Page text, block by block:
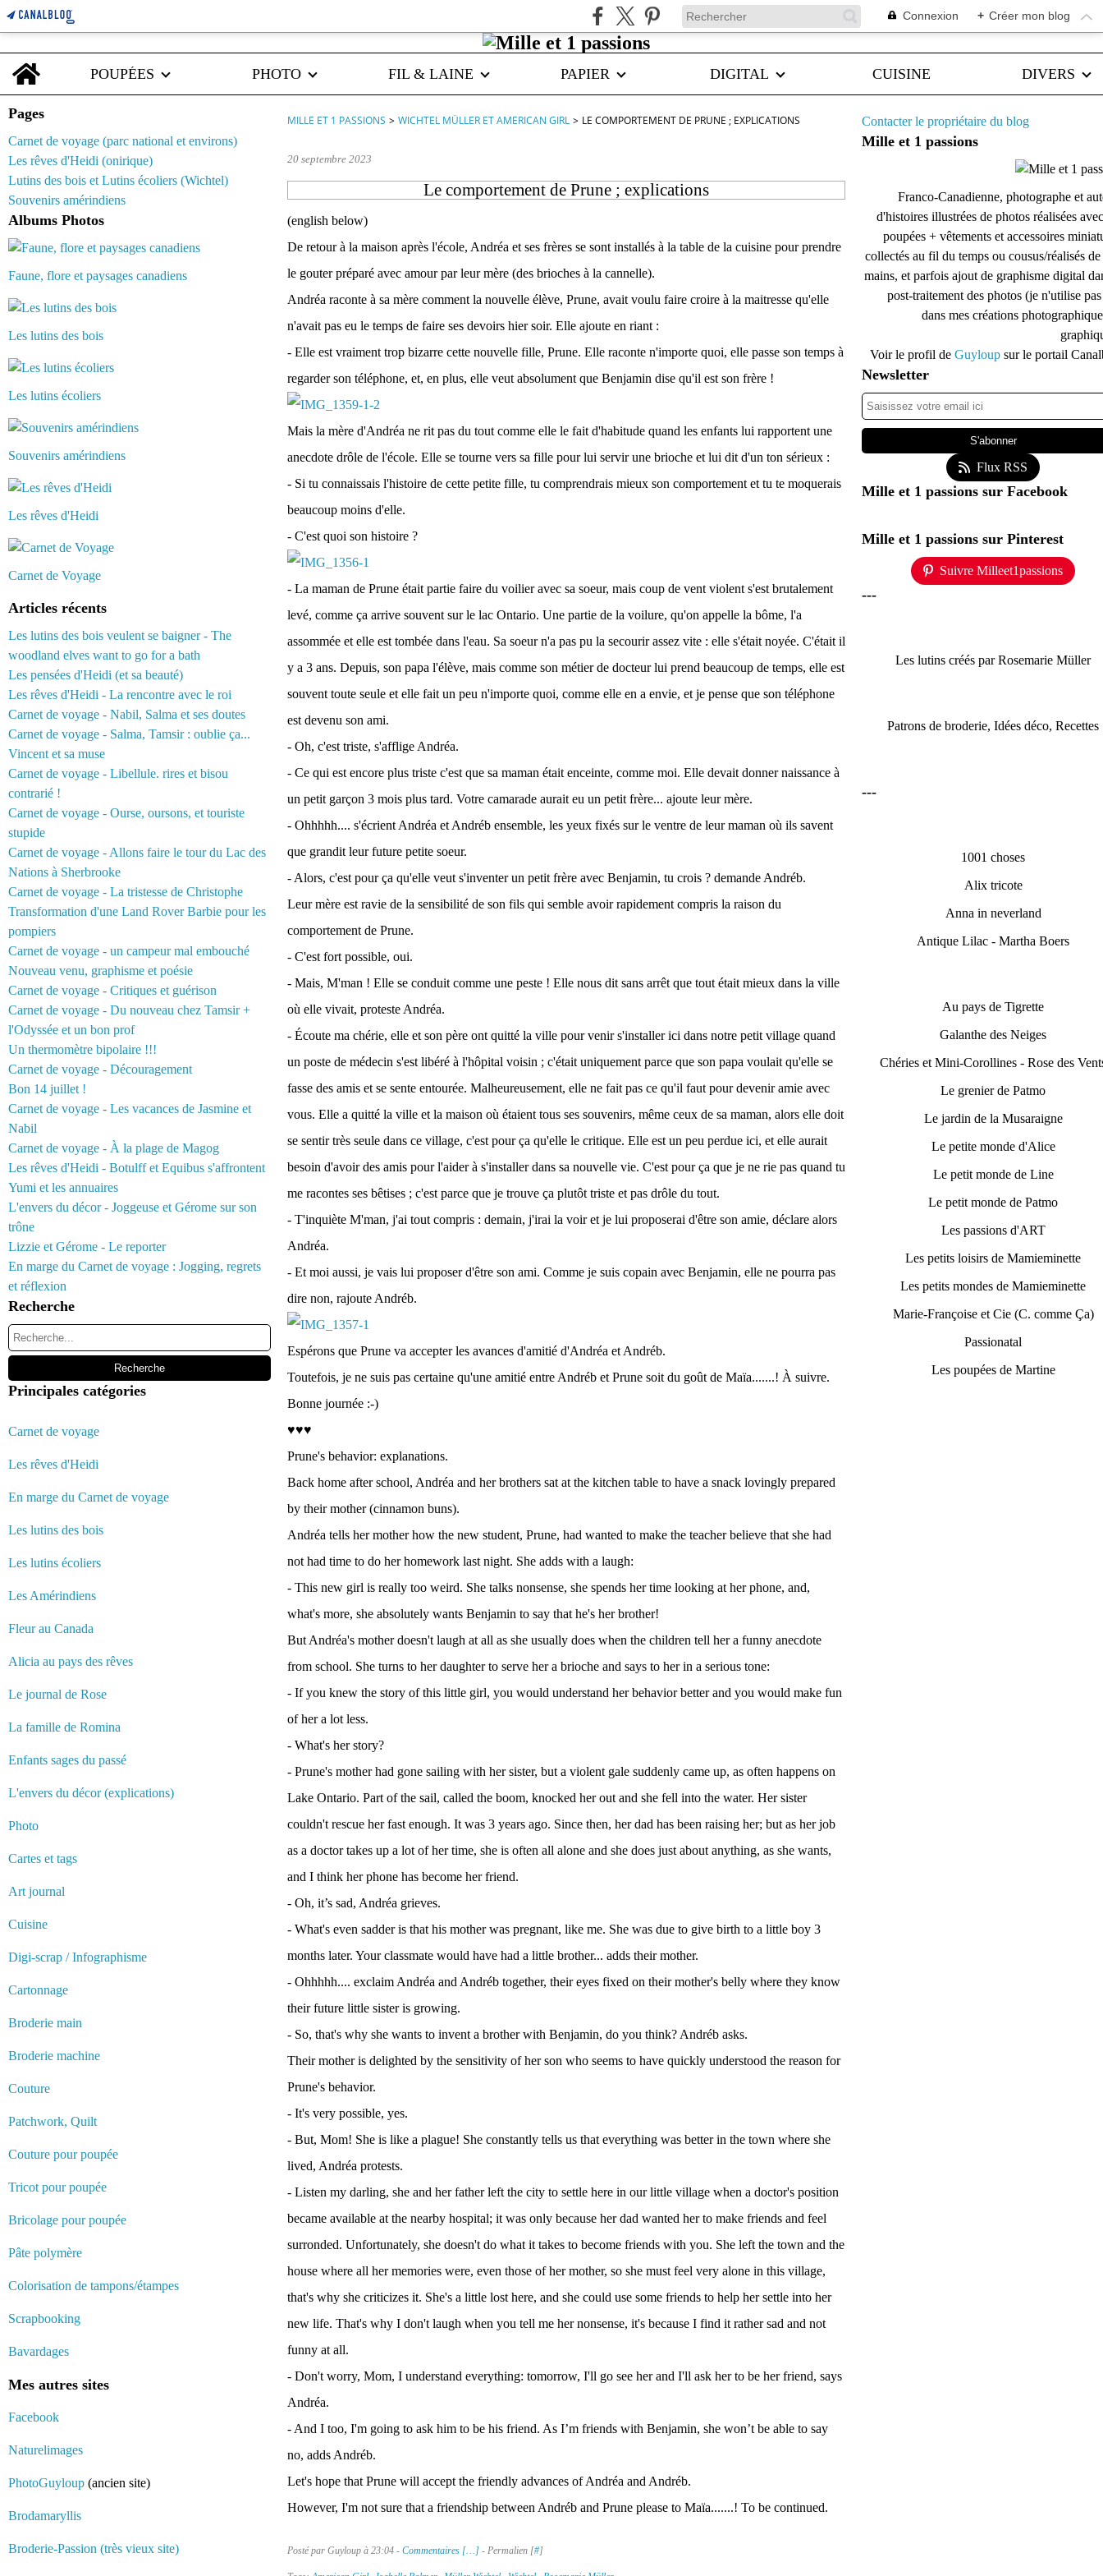
Connexion + Créer mon blog
Home
POUPÉES
PHOTO FIL & LAINE PAPIER DIGITAL CUISINE DIVERS
Pages
Carnet de voyage (parc national et environs)
Les rêves d'Heidi (onirique)
Lutins des bois et Lutins écoliers (Wichtel)
Souvenirs amérindiens
Albums Photos
Faune, flore et paysages canadiens
Les lutins des bois
Les lutins écoliers
Souvenirs amérindiens
Les rêves d'Heidi
Carnet de Voyage
Articles récents
Les lutins des bois veulent se baigner - The
woodland elves want to go for a bath
Les pensées d'Heidi (et sa beauté)
Les rêves d'Heidi - La rencontre avec le roi
Carnet de voyage - Nabil, Salma et ses doutes
Carnet de voyage - Salma, Tamsir : oublie ça...
Vincent et sa muse
Carnet de voyage - Libellule. rires et bisou
contrarié !
Carnet de voyage - Ourse, oursons, et touriste
stupide
Carnet de voyage - Allons faire le tour du Lac des
Nations à Sherbrooke
Carnet de voyage - La tristesse de Christophe
Transformation d'une Land Rover Barbie pour les
pompiers
Carnet de voyage - un campeur mal embouché
Nouveau venu, graphisme et poésie
Carnet de voyage - Critiques et guérison
Carnet de voyage - Du nouveau chez Tamsir +
l'Odyssée et un bon prof
Un thermomètre bipolaire !!!
Carnet de voyage - Découragement
Bon 14 juillet !
Carnet de voyage - Les vacances de Jasmine et
Nabil
Carnet de voyage - À la plage de Magog
Les rêves d'Heidi - Botulff et Equibus s'affrontent
Yumi et les annuaires
L'envers du décor - Joggeuse et Gérome sur son
trône
Lizzie et Gérome - Le reporter
En marge du Carnet de voyage : Jogging, regrets
et réflexion
Recherche
Principales catégories
Carnet de voyage
Les rêves d'Heidi
En marge du Carnet de voyage
Les lutins des bois
Les lutins écoliers
Les Amérindiens
Fleur au Canada
Alicia au pays des rêves
Le journal de Rose
La famille de Romina
Enfants sages du passé
L'envers du décor (explications)
Photo
Cartes et tags
Art journal
Cuisine
Digi-scrap / Infographisme
Cartonnage
Broderie main
Broderie machine
Couture
Patchwork, Quilt
Couture pour poupée
Tricot pour poupée
Bricolage pour poupée
Pâte polymère
Colorisation de tampons/étampes
Scrapbooking
Bavardages
Mes autres sites
Facebook
Naturelimages
PhotoGuyloup (ancien site)
Brodamaryllis
Broderie-Passion (très vieux site)
MILLE ET 1 PASSIONS > WICHTEL MÜLLER ET AMERICAN GIRL > LE COMPORTEMENT DE PRUNE ; EXPLICATIONS
20 septembre 2023
Le comportement de Prune ; explications
(english below)
De retour à la maison après l'école, Andréa et ses frères se sont installés à la table de la cuisine pour prendre
le gouter préparé avec amour par leur mère (des brioches à la cannelle).
Andréa raconte à sa mère comment la nouvelle élève, Prune, avait voulu faire croire à la maitresse qu'elle
n'avait pas eu le temps de faire ses devoirs hier soir. Elle ajoute en riant :
- Elle est vraiment trop bizarre cette nouvelle fille, Prune. Elle raconte n'importe quoi, elle passe son temps à
regarder son téléphone, et, en plus, elle veut absolument que Benjamin dise qu'il est son frère !
Mais la mère d'Andréa ne rit pas du tout comme elle le fait d'habitude quand les enfants lui rapportent une
anecdote drôle de l'école. Elle se tourne vers sa fille pour lui servir une brioche et lui dit d'un ton sérieux :
- Si tu connaissais l'histoire de cette petite fille, tu comprendrais mieux son comportement et tu te moquerais
beaucoup moins d'elle.
- C'est quoi son histoire ?
- La maman de Prune était partie faire du voilier avec sa soeur, mais coup de vent violent s'est brutalement
levé, comme ça arrive souvent sur le lac Ontario. Une partie de la voilure, qu'on appelle la bôme, l'a
assommée et elle est tombée dans l'eau. Sa soeur n'a pas pu la secourir assez vite : elle s'était noyée. C'était il
y a 3 ans. Depuis, son papa l'élève, mais comme son métier de docteur lui prend beaucoup de temps, elle est
souvent toute seule et elle fait un peu n'importe quoi, comme elle en a envie, et je pense que son téléphone
est devenu son ami.
- Oh, c'est triste, s'afflige Andréa.
- Ce qui est encore plus triste c'est que sa maman était enceinte, comme moi. Elle devait donner naissance à
un petit garçon 3 mois plus tard. Votre camarade aurait eu un petit frère... ajoute leur mère.
- Ohhhhh.... s'écrient Andréa et Andréb ensemble, les yeux fixés sur le ventre de leur maman où ils savent
que grandit leur future petite soeur.
- Alors, c'est pour ça qu'elle veut s'inventer un petit frère avec Benjamin, tu crois ? demande Andréb.
Leur mère est ravie de la sensibilité de son fils qui semble avoir rapidement compris la raison du
comportement de Prune.
- C'est fort possible, oui.
- Mais, M'man ! Elle se conduit comme une peste ! Elle nous dit sans arrêt que tout était mieux dans la ville
où elle vivait, proteste Andréa.
- Écoute ma chérie, elle et son père ont quitté la ville pour venir s'installer ici dans notre petit village quand
un poste de médecin s'est libéré à l'hôpital voisin ; c'était uniquement parce que son papa voulait qu'elle se
fasse des amis et se sente entourée. Malheureusement, elle ne fait pas ce qu'il faut pour devenir amie avec
vous. Elle a quitté la ville et la maison où étaient tous ses souvenirs, même ceux de sa maman, alors elle doit
se sentir très seule dans ce village, c'est pour ça qu'elle le critique. Elle est un peu perdue ici, et elle aurait
besoin d'avoir des amis pour l'aider à s'installer dans sa nouvelle vie. C'est pour ça que je ne rie pas quand tu
me racontes ses bêtises ; c'est parce que je trouve ça plutôt triste et pas drôle du tout.
- T'inquiète M'man, j'ai tout compris : demain, j'irai la voir et je lui proposerai d'être son amie, déclare alors
Andréa.
- Et moi aussi, je vais lui proposer d'être son ami. Comme je suis copain avec Benjamin, elle ne pourra pas
dire non, rajoute Andréb.
Espérons que Prune va accepter les avances d'amitié d'Andréa et Andréb.
Toutefois, je ne suis pas certaine qu'une amitié entre Andréb et Prune soit du goût de Maïa.......! À suivre.
Bonne journée :-)
♥♥♥
Prune's behavior: explanations.
Back home after school, Andréa and her brothers sat at the kitchen table to have a snack lovingly prepared
by their mother (cinnamon buns).
Andréa tells her mother how the new student, Prune, had wanted to make the teacher believe that she had
not had time to do her homework last night. She adds with a laugh:
- This new girl is really too weird. She talks nonsense, she spends her time looking at her phone, and,
what's more, she absolutely wants Benjamin to say that he's her brother!
But Andréa's mother doesn't laugh at all as she usually does when the children tell her a funny anecdote
from school. She turns to her daughter to serve her a brioche and says to her in a serious tone:
- If you knew the story of this little girl, you would understand her behavior better and you would make fun
of her a lot less.
- What's her story?
- Prune's mother had gone sailing with her sister, but a violent gale suddenly came up, as often happens on
Lake Ontario. Part of the sail, called the boom, knocked her out and she fell into the water. Her sister
couldn't rescue her fast enough. It was 3 years ago. Since then, her dad has been raising her; but as her job
as a doctor takes up a lot of her time, she is often all alone and she does just about anything, as she wants,
and I think her phone has become her friend.
- Oh, it’s sad, Andréa grieves.
- What's even sadder is that his mother was pregnant, like me. She was due to give birth to a little boy 3
months later. Your classmate would have had a little brother... adds their mother.
- Ohhhhh.... exclaim Andréa and Andréb together, their eyes fixed on their mother's belly where they know
their future little sister is growing.
- So, that's why she wants to invent a brother with Benjamin, do you think? Andréb asks.
Their mother is delighted by the sensitivity of her son who seems to have quickly understood the reason for
Prune's behavior.
- It's very possible, yes.
- But, Mom! She is like a plague! She constantly tells us that everything was better in the town where she
lived, Andréa protests.
- Listen my darling, she and her father left the city to settle here in our little village when a doctor's position
became available at the nearby hospital; it was only because her dad wanted her to make friends and feel
surronded. Unfortunately, she doesn't do what it takes to become friends with you. She left the town and the
house where all her memories were, even those of her mother, so she must feel very alone in this village,
that's why she criticizes it. She's a little lost here, and she could use some friends to help her settle into her
new life. That's why I don't laugh when you tell me her nonsense, it's because I find it rather sad and not
funny at all.
- Don't worry, Mom, I understand everything: tomorrow, I'll go see her and I'll ask her to be her friend, says
Andréa.
- And I too, I'm going to ask him to be his friend. As I’m friends with Benjamin, she won’t be able to say
no, adds Andréb.
Let's hope that Prune will accept the friendly advances of Andréa and Andréb.
However, I'm not sure that a friendship between Andréb and Prune please to Maïa.......! To be continued.
Posté par Guyloup à 23:04 - Commentaires […] - Permalien [#]
Contacter le propriétaire du blog
Mille et 1 passions
Franco-Canadienne, photographe et
d'histoires illustrées de photos réalisées
poupées + vêtements et accessoires
collectés au fil du temps ou cousus/réalisés de
mains, et parfois ajout de graphisme digital
post-traitement des photos (je n'utilise
dans mes créations
Voir le profil de Guyloup sur le portail
Newsletter
Flux RSS
Mille et 1 passions sur Facebook
Mille et 1 passions sur Pinterest
Suivre Milleet1passions
---
Les lutins créés par Rosemarie Müller
Patrons de broderie, Idées déco, Recettes
---
1001 choses
Alix tricote
Anna in neverland
Antique Lilac - Martha Boers
Au pays de Tigrette
Galanthe des Neiges
Chéries et Mini-Corollines - Rose des
Le grenier de Patmo
Le jardin de la Musaraigne
Le petite monde d'Alice
Le petit monde de Line
Le petit monde de Patmo
Les passions d'ART
Les petits loisirs de Mamieminette
Les petits mondes de Mamieminette
Marie-Françoise et Cie (C. comme Ça)
Passionatal
Les poupées de Martine